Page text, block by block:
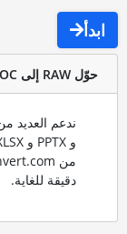
ابدأ
حوّل RAW إلى DOC
دقيقة للغاية.